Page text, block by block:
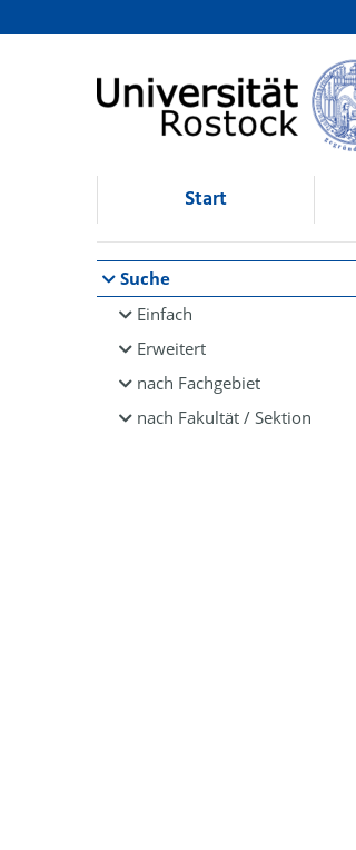
Browsen
direkt zum Inhalt
Start
Suche
Einfach
Erweitert
nach Fachgebiet
nach Fakultät / Sektion